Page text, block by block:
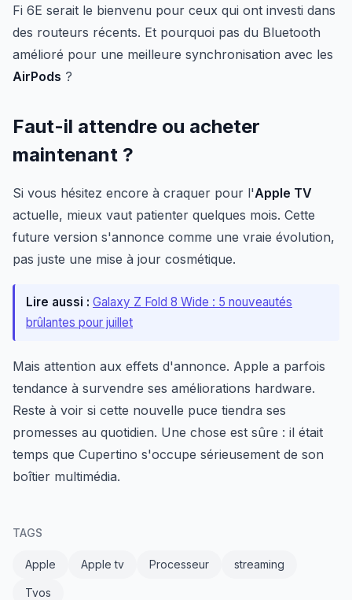
Fi 6E serait le bienvenu pour ceux qui ont investi dans
des routeurs récents. Et pourquoi pas du Bluetooth
amélioré pour une meilleure synchronisation avec les
AirPods ?
Faut-il attendre ou acheter
maintenant ?
Si vous hésitez encore à craquer pour l'Apple TV
actuelle, mieux vaut patienter quelques mois. Cette
future version s'annonce comme une vraie évolution,
pas juste une mise à jour cosmétique.
Lire aussi : Galaxy Z Fold 8 Wide : 5 nouveautés
brûlantes pour juillet
Mais attention aux effets d'annonce. Apple a parfois
tendance à survendre ses améliorations hardware.
Reste à voir si cette nouvelle puce tiendra ses
promesses au quotidien. Une chose est sûre : il était
temps que Cupertino s'occupe sérieusement de son
boîtier multimédia.
TAGS
Apple Apple tv Processeur streaming
Tvos